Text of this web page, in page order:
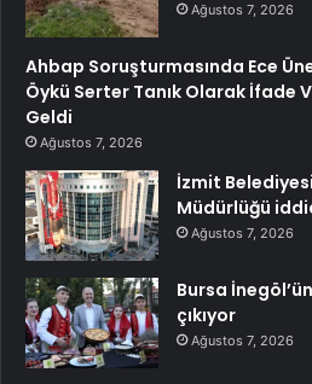
Ağustos 7, 2026
Ahbap Soruşturmasında Ece
Öykü Serter Tanık Olarak İfade
Geldi
Ağustos 7, 2026
İzmit
Müdürlüğü
Ağustos 7, 2026
Bursa
çıkıyor
Ağustos 7, 2026